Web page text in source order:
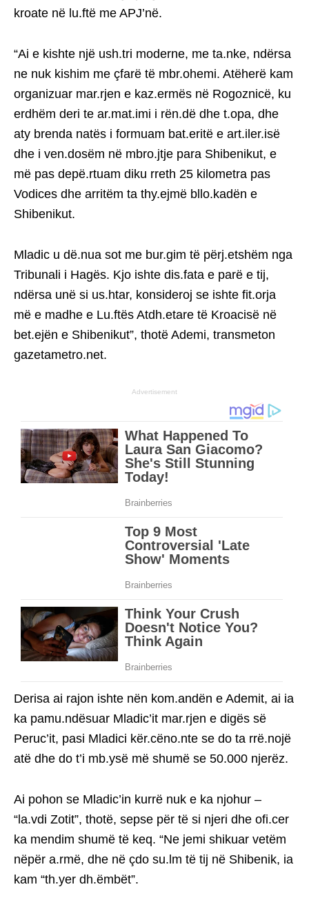
kroate në lu.ftë me APJ’në.
“Ai e kishte një ush.tri moderne, me ta.nke, ndërsa
ne nuk kishim me çfarë të mbr.ohemi. Atëherë kam
organizuar mar.rjen e kaz.ermës në Rogoznicë, ku
erdhëm deri te ar.mat.imi i rën.dë dhe t.opa, dhe
aty brenda natës i formuam bat.eritë e art.iler.isë
dhe i ven.dosëm në mbro.jtje para Shibenikut, e
më pas depë.rtuam diku rreth 25 kilometra pas
Vodices dhe arritëm ta thy.ejmë bllo.kadën e
Shibenikut.
Mladic u dë.nua sot me bur.gim të përj.etshëm nga
Tribunali i Hagës. Kjo ishte dis.fata e parë e tij,
ndërsa unë si us.htar, konsideroj se ishte fit.orja
më e madhe e Lu.ftës Atdh.etare të Kroacisë në
bet.ejën e Shibenikut”, thotë Ademi, transmeton
gazetametro.net.
Advertisement
Derisa ai rajon ishte nën kom.andën e Ademit, ai ia
ka pamu.ndësuar Mladic’it mar.rjen e digës së
Peruc’it, pasi Mladici kër.cëno.nte se do ta rrë.nojë
atë dhe do t’i mb.ysë më shumë se 50.000 njerëz.
Ai pohon se Mladic’in kurrë nuk e ka njohur –
“la.vdi Zotit”, thotë, sepse për të si njeri dhe ofi.cer
ka mendim shumë të keq. “Ne jemi shikuar vetëm
nëpër a.rmë, dhe në çdo su.lm të tij në Shibenik, ia
kam “th.yer dh.ëmbët”.